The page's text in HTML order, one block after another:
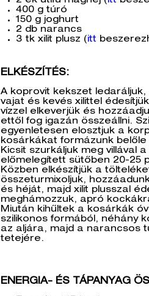
400 g túró
150 g joghurt
2 db narancs
3 tk xilit plusz ( itt
ELKÉSZÍTÉS:
A koprovit kekszet
vajat és kevés xilittel
vízzel elkeverjük és
ettől fog igazán összeállni.
egyenletesen elosztjuk a
kosárkákat formázunk
Kicsit szurkáljuk meg villával
előmelegített sütőben 20-25
Közben elkészítjük a
összeturmixoljuk,
és héját, majd xilit plusszal
meghámozzuk, apró
Miután kihűltek a kosárkák
szilikonos formából, néhány
az aljára, majd a narancsos
tetejére.
ENERGIA- ÉS TÁPANYAG